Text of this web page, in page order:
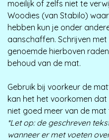
moeilijk of zelfs niet te
Woodies (van Stabilo)
hebben kun je onder
aanschaffen. Schrijven
genoemde hierboven
behoud van de mat.
Gebruik bij voorkeur de
kan het het voorkomen
niet goed meer van de mat
*Let op: de geschreven
wanneer er met voeten